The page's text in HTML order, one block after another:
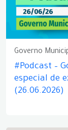
Governo
#Podcast –
especial de
(26.06.2026)